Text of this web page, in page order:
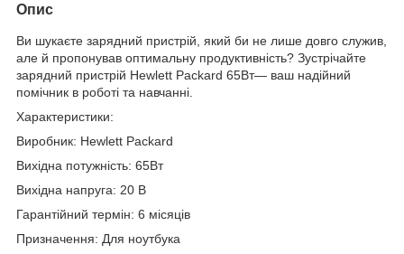
Опис
Ви шукаєте зарядний пристрій, який би не лише довго служив,
але й пропонував оптимальну продуктивність? Зустрічайте
зарядний пристрій Hewlett Packard 65Вт— ваш надійний
помічник в роботі та навчанні.
Характеристики:
Виробник: Hewlett Packard
Вихідна потужність: 65Вт
Вихідна напруга: 20 В
Гарантійний термін: 6 місяців
Призначення: Для ноутбука